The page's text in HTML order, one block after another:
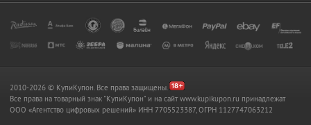
2010-2026 © КупиКупон. Все права защищены.
Все права на товарный знак "КупиКупон" и на сайт www.kupikupon.ru принадлежат
OOO «Агентство цифровых решений» ИНН 7705523387, ОГРН 1127747063212